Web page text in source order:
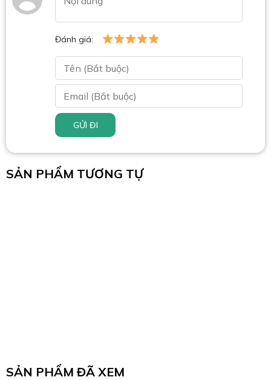
Đánh giá:
GỬI ĐI
SẢN PHẨM TƯƠNG TỰ
SẢN PHẨM ĐÃ XEM